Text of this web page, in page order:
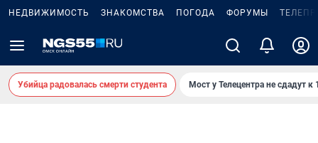
НЕДВИЖИМОСТЬ ЗНАКОМСТВА ПОГОДА ФОРУМЫ
Убийца радовалась смерти студента Мост у Телецентра не сдадут к